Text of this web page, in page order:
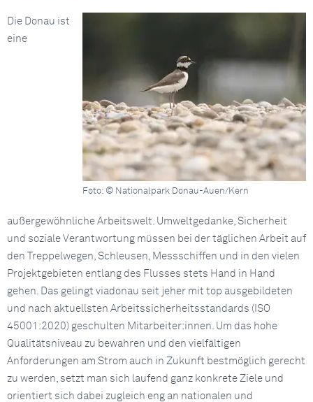
Foto: © Nationalpark Donau-Auen/Kern
Die Donau ist
eine
außergewöhnliche Arbeitswelt. Umweltgedanke, Sicherheit
und soziale Verantwortung müssen bei der täglichen Arbeit auf
den Treppelwegen, Schleusen, Messschiffen und in den vielen
Projektgebieten entlang des Flusses stets Hand in Hand
gehen. Das gelingt viadonau seit jeher mit top ausgebildeten
und nach aktuellsten Arbeitssicherheitsstandards (ISO
45001:2020) geschulten Mitarbeiter:innen. Um das hohe
Qualitätsniveau zu bewahren und den vielfältigen
Anforderungen am Strom auch in Zukunft bestmöglich gerecht
zu werden, setzt man sich laufend ganz konkrete Ziele und
orientiert sich dabei zugleich eng an nationalen und